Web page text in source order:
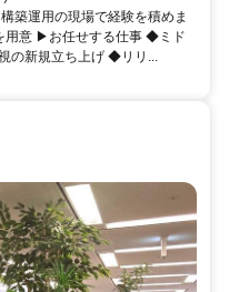
築運用の現場で経験を積めま
用意 ▶お任せする仕事 ◆ミド
の新規立ち上げ ◆リリ...